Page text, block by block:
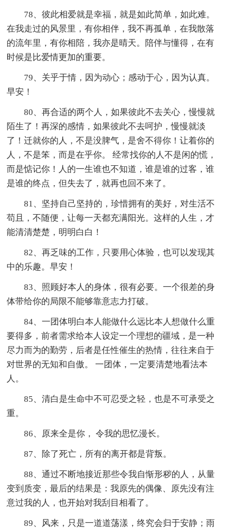
78、彼此相爱就是幸福，就是如此简单，如此难。
在我走过的风景里，有你相伴，我不再孤单，在我散落
的流年里，有你相陪，我亦是晴天。陪伴与懂得，在有
时候是比爱情更加的重要。
79、关乎于情，因为动心；感动于心，因为认真。
早安！
80、再合适的两个人，如果彼此不去关心，慢慢就
陌生了！再深的感情，如果彼此不去呵护，慢慢就淡
了！迁就你的人，不是没脾气，是舍不得你！让着你的
人，不是笨，而是在乎你。 经常找你的人不是闲的慌，
而是惦记你！人的一生谁也不知道，谁是谁的过客，谁
是谁的终点，但失去了，就再也回不来了。
81、坚持自己坚持的，珍惜拥有的美好，对生活不
苟且，不随便，让每一天都充满阳光。这样的人生，才
能清清楚楚，明明白白！
82、再乏味的工作，只要用心体验，也可以发现其
中的乐趣。早安！
83、照顾好本人的身体，很有必要。一个很差的身
体带给你的局限不能够靠意志力打破。
84、一团体明白本人能做什么远比本人想做什么重
要得多，前者需求给本人设定一个理想的疆域，是一种
尽力而为的勤劳，后者是任性催生的热情，往往来自于
对世界的无知和自傲。 一团体，一定要清楚地看法本
人。
85、清白是生命中不可忍受之轻，也是不可承受之
重。
86、原来全是你， 令我的思忆漫长。
87、除了死亡，所有的离开都是背叛。
88、通过不断地接近那些令我自惭形秽的人，从量
变到质变，最后的结果是：我原先的偶像、原先没有注
意过我的人，也开始对我刮目相看了。
89、风来，只是一道道荡漾，终究会归于安静；雨